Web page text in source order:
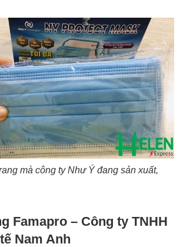
mà công ty Như Ý đang sản xuất,
Famapro – Công ty TNHH
Nam Anh